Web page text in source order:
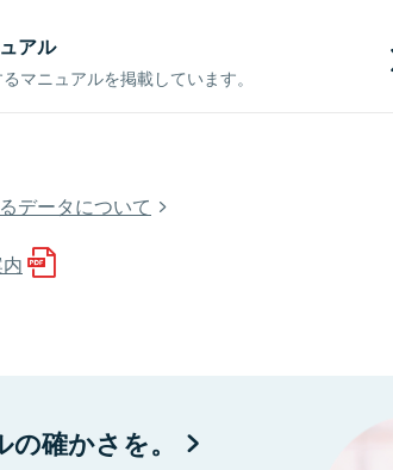
アル
マニュアルを掲載しています。
データについて
確かさを。